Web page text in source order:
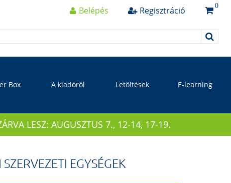
Belépés Regisztráció 0
Box A kiadóról Letöltések E-learning
LESZ: AUGUSZTUS 7., 12-14, 17-19.
EGYSÉGEK